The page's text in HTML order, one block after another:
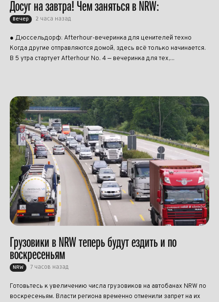
Досуг на завтра! Чем заняться в NRW:
Вечер 2 часа назад
● Дюссельдорф: Afterhour-вечеринка для ценителей техно
Когда другие отправляются домой, здесь всё только начинается.
В 5 утра стартует Afterhour No. 4 — вечеринка для тех,...
Грузовики в NRW теперь будут ездить и по
воскресеньям
NRW 7 часов назад
Готовьтесь к увеличению числа грузовиков на автобанах NRW по
воскресеньям. Власти региона временно отменили запрет на их